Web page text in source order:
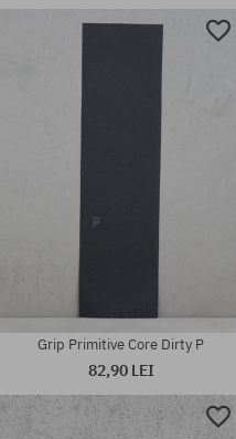
Grip Primitive Core Dirty P
82,90 LEI